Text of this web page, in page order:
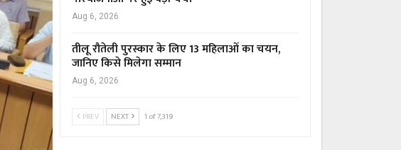
Aug 6, 2026
तीलू रौतेली पुरस्कार के लिए 13 महिलाओं का चयन,
जानिए किसे मिलेगा सम्मान
Aug 6, 2026
PREV NEXT 1 of 7,319